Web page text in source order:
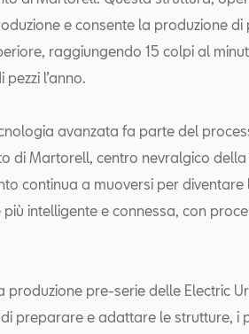
e consente la produzione di
raggiungendo 15 colpi al
l’anno.
avanzata fa parte del
di Martorell, centro nevralgico
continua a muoversi per
intelligente e connessa, con
produzione pre-serie delle Electric
preparare e adattare le strutture, i